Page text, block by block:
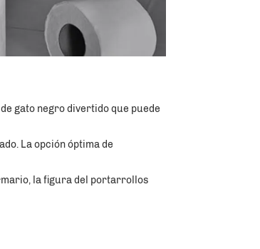
gato negro divertido que puede
La opción óptima de
la figura del portarrollos